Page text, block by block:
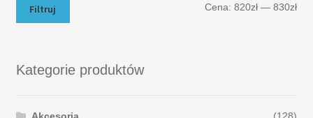
Filtruj Cena:820zł —830zł
Kategorie produktów
Akcesoria (128)